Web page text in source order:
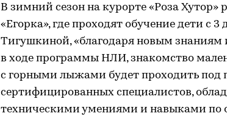
В зимний сезон на курорте «Роза
«Егорка», где проходят обучение дети с 3
Тигушкиной, «благодаря новым знаниям
в ходе программы НЛИ, знакомство
с горными лыжами будет проходить под
сертифицированных специалистов,
техническими умениями и навыками по